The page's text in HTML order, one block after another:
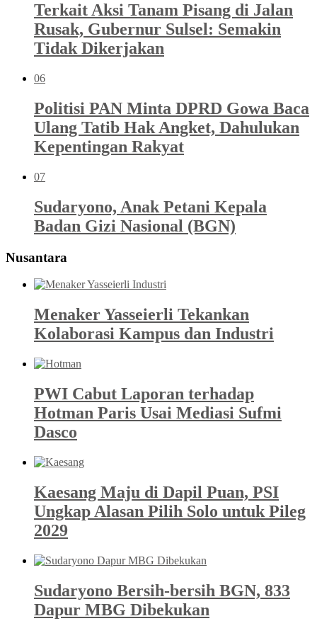
Terkait Aksi Tanam Pisang di Jalan
Rusak, Gubernur Sulsel: Semakin
Tidak Dikerjakan
06
Politisi PAN Minta DPRD Gowa Baca
Ulang Tatib Hak Angket, Dahulukan
Kepentingan Rakyat
07
Sudaryono, Anak Petani Kepala
Badan Gizi Nasional (BGN)
Nusantara
Menaker Yasseierli Tekankan
Kolaborasi Kampus dan Industri
PWI Cabut Laporan terhadap
Hotman Paris Usai Mediasi Sufmi
Dasco
Kaesang Maju di Dapil Puan, PSI
Ungkap Alasan Pilih Solo untuk Pileg
2029
Sudaryono Bersih-bersih BGN, 833
Dapur MBG Dibekukan